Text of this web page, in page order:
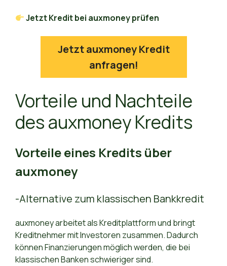
Jetzt Kredit bei auxmoney prüfen
Jetzt auxmoney Kredit
anfragen!
Vorteile und Nachteile
des auxmoney Kredits
Vorteile eines Kredits über
auxmoney
-Alternative zum klassischen Bankkredit
auxmoney arbeitet als Kreditplattform und bringt
Kreditnehmer mit Investoren zusammen. Dadurch
können Finanzierungen möglich werden, die bei
klassischen Banken schwieriger sind.